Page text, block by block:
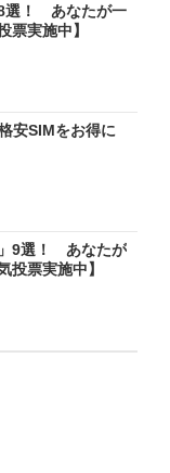
8選！ あなたが一
票実施中】
安SIMをお得に
9選！ あなたが
投票実施中】